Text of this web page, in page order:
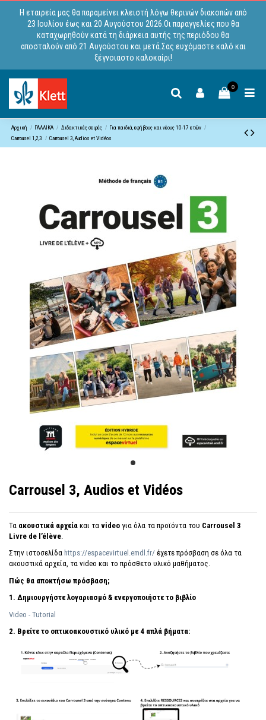
Η εταιρεία μας θα παραμείνει κλειστή λόγω θερινών διακοπών από
23 Ιουλίου έως και 20 Αυγούστου 2026.Οι παραγγελίες που θα
καταχωρηθούν κατά τη διάρκεια αυτής της περιόδου θα
αποσταλούν από 21 Αυγούστου και μετά.Σας ευχόμαστε καλό και
ξέγνοιαστο καλοκαίρι!
0
Αρχική ΓΑΛΛΙΚΑ Διδακτικές σειρές
Για παιδιά, εφήβους και νέους 10-17 ετών
Carrousel 1,2,3
Carrousel 3, Audios et Vidéos
Carrousel 3, Audios et Vidéos
Τα ακουστικά αρχεία και τα video για όλα τα προϊόντα του Carrousel 3
Livre de l’élève.
Στην ιστοσελίδα https://espacevirtuel.emdl.fr/ έχετε πρόσβαση σε όλα τα
ακουστικά αρχεία, τα video και το πρόσθετο υλικό μαθήματος.
Πώς θα αποκτήσω πρόσβαση;
1. Δημιουργήστε λογαριασμό & ενεργοποιήστε το βιβλίο
Video - Tutorial
2. Βρείτε τo οπτικοακουστικό υλικό με 4 απλά βήματα: